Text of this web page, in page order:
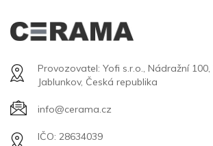
Provozovatel: Yofi s.r.o., Nádražní 100,
Jablunkov, Česká republika
info@cerama.cz
IČO: 28634039